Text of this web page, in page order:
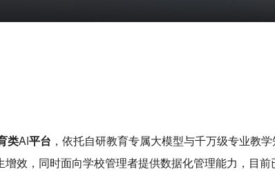
类AI平台 ，依托自研教育专属大模型与千万级专业教
效，同时面向学校管理者提供数据化管理能力，目